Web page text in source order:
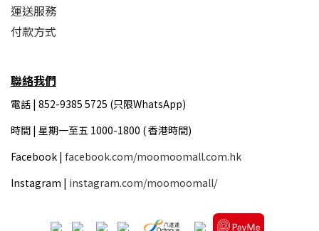
運送服務
付款方式
聯絡我們
電話 | 852-9385 5725 (只限WhatsApp)
時間 | 星期一至五 1000-1800 ( 香港時間)
Facebook | facebook.com/moomoomall.com.hk
Instagram | instagram.com/moomoomall/